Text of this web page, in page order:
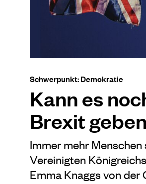
Schwerpunkt: Demokratie
Kann es
Brexit
Immer mehr
Vereinigten
Emma Knaggs von